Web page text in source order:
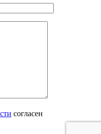
согласен